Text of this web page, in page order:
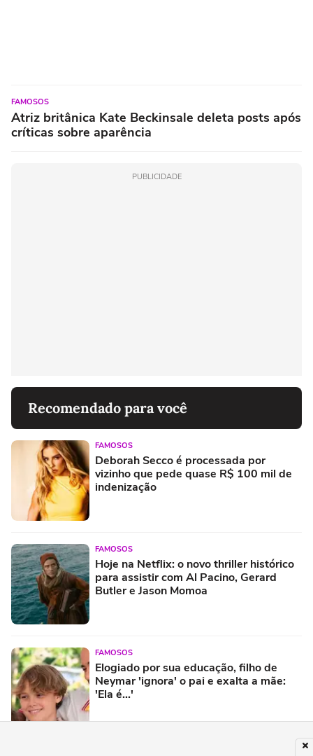
FAMOSOS
Atriz britânica Kate Beckinsale deleta posts após
críticas sobre aparência
PUBLICIDADE
Recomendado para você
FAMOSOS
Deborah Secco é processada por
vizinho que pede quase R$ 100 mil de
indenização
FAMOSOS
Hoje na Netflix: o novo thriller histórico
para assistir com Al Pacino, Gerard
Butler e Jason Momoa
FAMOSOS
Elogiado por sua educação, filho de
Neymar 'ignora' o pai e exalta a mãe:
'Ela é...'